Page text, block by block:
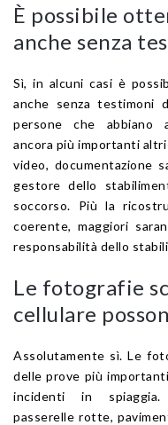
È possibile
anche senza
Sì, in alcuni casi è
anche senza testimoni
persone che abbiano
ancora più importanti
video, documentazione
gestore dello
soccorso. Più la
coerente, maggiori
responsabilità dello
Le fotografie
cellulare
Assolutamente sì. Le
delle prove più
incidenti in spiaggia.
passerelle rotte,